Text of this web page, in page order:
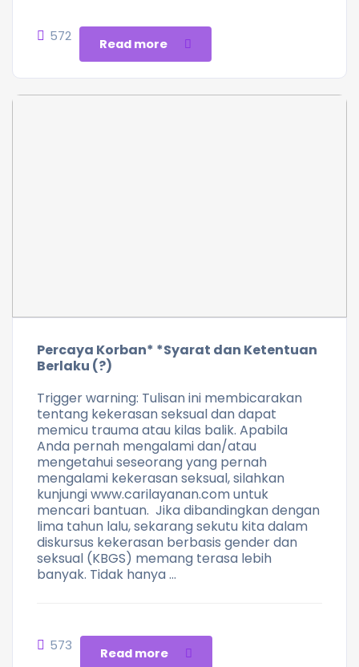
572 Read more
Percaya Korban* *Syarat dan Ketentuan
Berlaku (?)
Trigger warning: Tulisan ini membicarakan
tentang kekerasan seksual dan dapat
memicu trauma atau kilas balik. Apabila
Anda pernah mengalami dan/atau
mengetahui seseorang yang pernah
mengalami kekerasan seksual, silahkan
kunjungi www.carilayanan.com untuk
mencari bantuan. Jika dibandingkan dengan
lima tahun lalu, sekarang sekutu kita dalam
diskursus kekerasan berbasis gender dan
seksual (KBGS) memang terasa lebih
banyak. Tidak hanya …
573 Read more